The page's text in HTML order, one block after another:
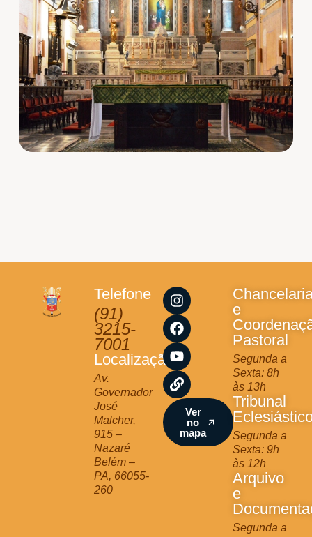
Telefone
(91)
3215-
7001
Localização
Av.
Governador
José
Malcher,
915 –
Nazaré
Belém –
PA, 66055-
260
I
n
s
t
a
g
r
a
m
F
a
c
e
b
o
o
k
Y
o
u
t
u
b
e
L
i
n
k
Ver
no
mapa
e
Pastoral
Segunda a
Sexta: 8h
às 13h
Tribunal
Segunda a
Sexta: 9h
às 12h
Arquivo
e
Segunda a